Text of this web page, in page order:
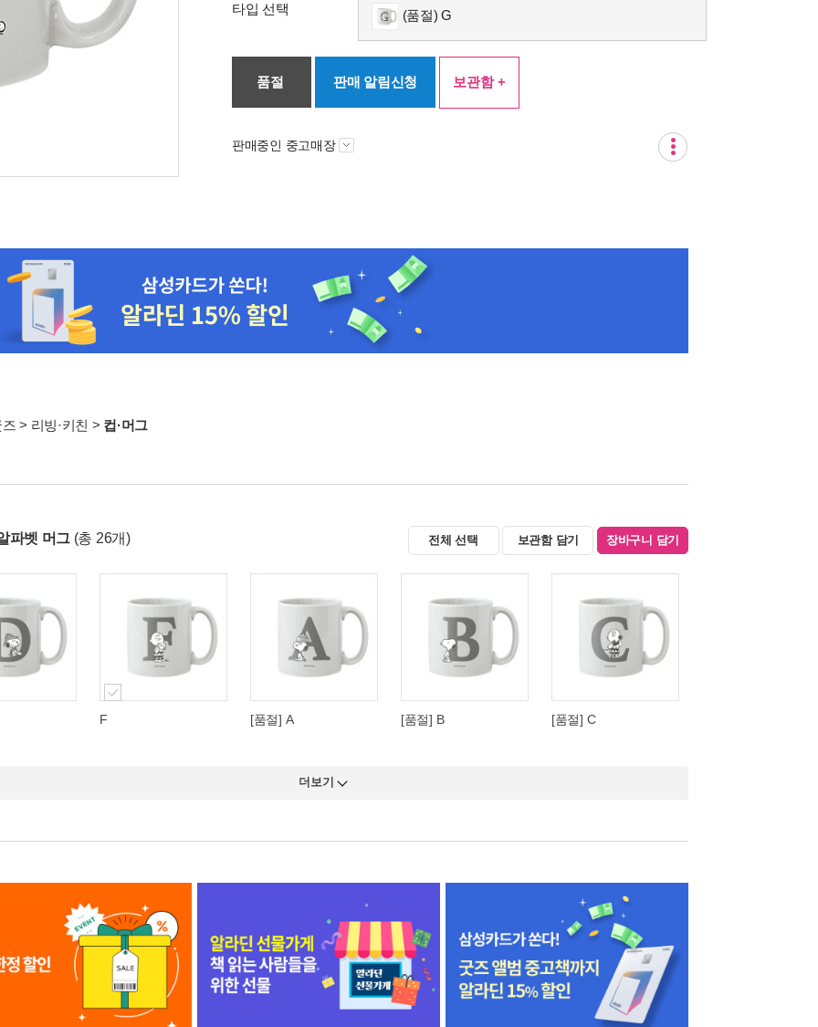
타입 선택 (품절) G
품절 판매 알림신청 보관함 +
판매중인 중고매장
> 리빙·키친 > 컵·머그
파벳 머그 (총 26개) 전체 선택 보관함 담기 장바구니 담기
F [품절] A [품절] B [품절] C
더보기